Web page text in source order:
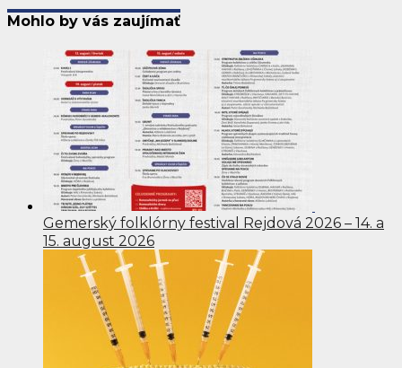
Mohlo by vás zaujímať
Gemerský folklórny festival Rejdová 2026 – 14. a
15. august 2026